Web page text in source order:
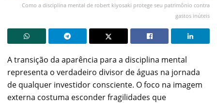
Como a disciplina mental de robert kiyosaki protege seu patrimônio contra
gastos inúteis
A transição da aparência para a disciplina mental
representa o verdadeiro divisor de águas na jornada
de qualquer investidor consciente. O foco na imagem
externa costuma esconder fragilidades que